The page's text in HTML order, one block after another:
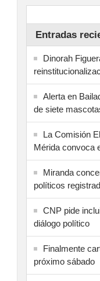
Entradas
Dinorah
Alerta en
de siete
La Comisión
Mérida convoca
Miranda
políticos
CNP pide
diálogo político
Finalmente
próximo sábado